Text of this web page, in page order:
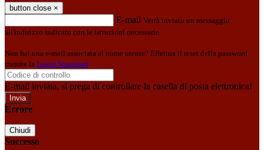
button close ×
E-mail Verrà inviato un messaggio
all'indirizzo indicato con le istruzioni necessarie.
Non hai una e-mail associata al nome utente? Effettua il reset della password
tramite la Login Spaggiari
E-mail inviata, si prega di controllare la casella di posta elettronica!
Errore
Chiudi
Successo